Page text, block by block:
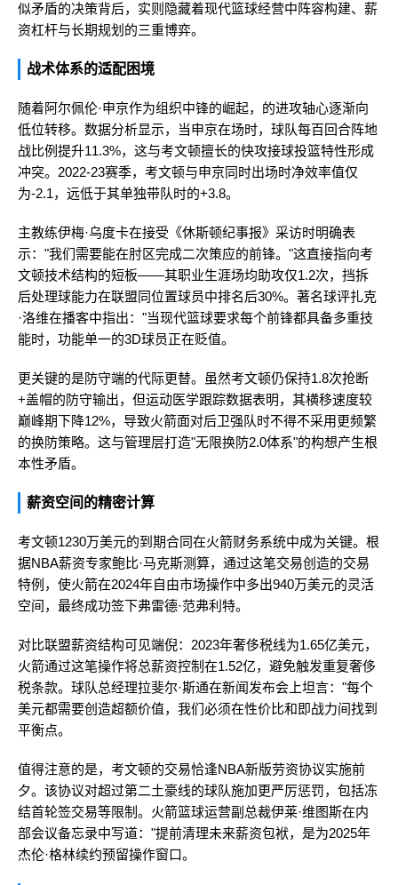
似矛盾的决策背后，实则隐藏着现代篮球经营中阵容构建、薪
资杠杆与长期规划的三重博弈。
战术体系的适配困境
随着阿尔佩伦·申京作为组织中锋的崛起，的进攻轴心逐渐向
低位转移。数据分析显示，当申京在场时，球队每百回合阵地
战比例提升11.3%，这与考文顿擅长的快攻接球投篮特性形成
冲突。2022-23赛季，考文顿与申京同时出场时净效率值仅
为-2.1，远低于其单独带队时的+3.8。
主教练伊梅·乌度卡在接受《休斯顿纪事报》采访时明确表
示："我们需要能在肘区完成二次策应的前锋。"这直接指向考
文顿技术结构的短板——其职业生涯场均助攻仅1.2次，挡拆
后处理球能力在联盟同位置球员中排名后30%。著名球评扎克
·洛维在播客中指出："当现代篮球要求每个前锋都具备多重技
能时，功能单一的3D球员正在贬值。
更关键的是防守端的代际更替。虽然考文顿仍保持1.8次抢断
+盖帽的防守输出，但运动医学跟踪数据表明，其横移速度较
巅峰期下降12%，导致火箭面对后卫强队时不得不采用更频繁
的换防策略。这与管理层打造"无限换防2.0体系"的构想产生根
本性矛盾。
薪资空间的精密计算
考文顿1230万美元的到期合同在火箭财务系统中成为关键。根
据NBA薪资专家鲍比·马克斯测算，通过这笔交易创造的交易
特例，使火箭在2024年自由市场操作中多出940万美元的灵活
空间，最终成功签下弗雷德·范弗利特。
对比联盟薪资结构可见端倪：2023年奢侈税线为1.65亿美元，
火箭通过这笔操作将总薪资控制在1.52亿，避免触发重复奢侈
税条款。球队总经理拉斐尔·斯通在新闻发布会上坦言："每个
美元都需要创造超额价值，我们必须在性价比和即战力间找到
平衡点。
值得注意的是，考文顿的交易恰逢NBA新版劳资协议实施前
夕。该协议对超过第二土豪线的球队施加更严厉惩罚，包括冻
结首轮签交易等限制。火箭篮球运营副总裁伊莱·维图斯在内
部会议备忘录中写道："提前清理未来薪资包袱，是为2025年
杰伦·格林续约预留操作窗口。